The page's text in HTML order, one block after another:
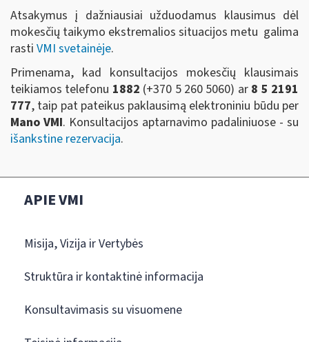
Atsakymus į dažniausiai užduodamus klausimus dėl
mokesčių taikymo ekstremalios situacijos metu galima
rasti VMI svetainėje.
Primenama, kad konsultacijos mokesčių klausimais
teikiamos telefonu 1882 (+370 5 260 5060) ar 8 5 2191
777, taip pat pateikus paklausimą elektroniniu būdu per
Mano VMI. Konsultacijos aptarnavimo padaliniuose - su
išankstine rezervacija.
APIE VMI
Misija, Vizija ir Vertybės
Struktūra ir kontaktinė informacija
Konsultavimasis su visuomene